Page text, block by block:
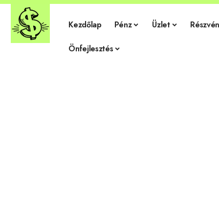
Kezdőlap Pénz Üzlet
Önfejlesztés